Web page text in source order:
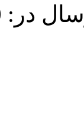
20 اردیبهشت 1394